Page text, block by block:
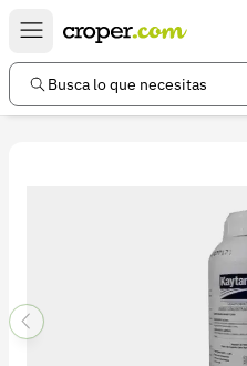
Busca lo que necesitas
Enlaces de interés
Preguntas frecuentes
Política de privacidad